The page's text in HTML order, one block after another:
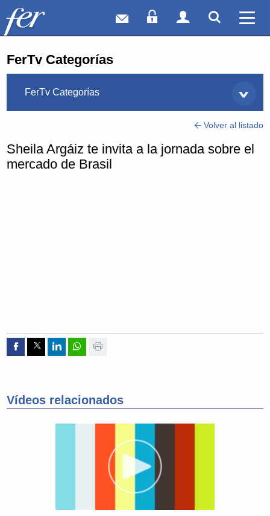
Correo webAcceso Socios
Acceso
FerTv Categorías
FerTv Categorías
Volver al listado
Sheila Argáiz te invita a la jornada sobre el
mercado de Brasil
Compartir por Facebook
Compartir por Twitter
Compartir por Linkedin
Compartir por whatsapp
Imprimir
Vídeos relacionados